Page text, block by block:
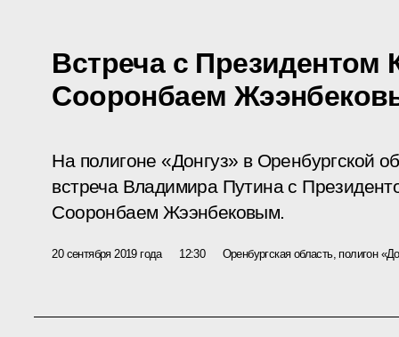
Встреча с Президентом
Сооронбаем
На полигоне «Донгуз» в Оренбургской
встреча Владимира Путина с
Сооронбаем Жээнбековым.
20 сентября 2019 года 12:30 Оренбургская область, полигон